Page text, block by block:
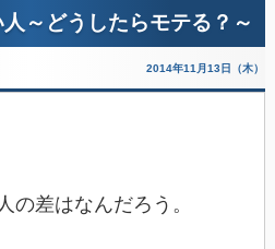
～どうしたらモテる？～
2014年11月13日（木）
の差はなんだろう。